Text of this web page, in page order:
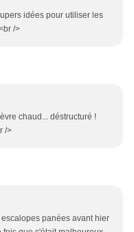
idées pour utiliser les
/>
chaud... déstructuré !
/>
panées avant hier